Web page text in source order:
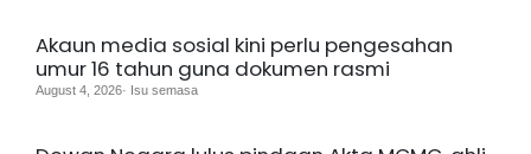
Akaun media sosial kini perlu pengesahan
umur 16 tahun guna dokumen rasmi
August 4, 2026· Isu semasa